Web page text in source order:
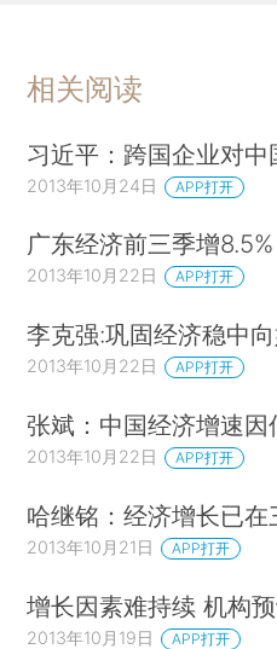
相关阅读
习近平：跨国企业对
2013年10月24日 APP打开
广东经济前三季增
2013年10月22日 APP打开
李克强:巩固经济稳中
2013年10月22日 APP打开
张斌：中国经济增速因
2013年10月22日 APP打开
哈继铭：经济增长已在
2013年10月21日 APP打开
增长因素难持续 机构
2013年10月19日 APP打开